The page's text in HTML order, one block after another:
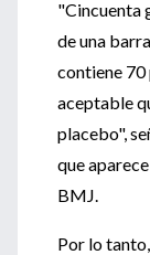
"Cincuenta
de una
contiene 70
aceptable
placebo",
que
BMJ.
Por lo